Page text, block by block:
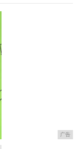
广告